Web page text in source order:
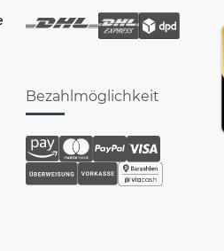
Bezahlmöglichkeit